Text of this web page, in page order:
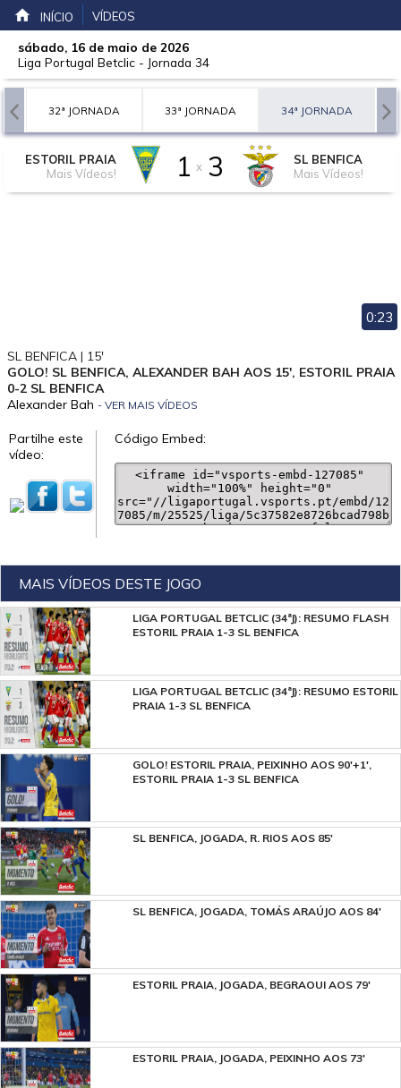
INÍCIO VÍDEOS
sábado, 16 de maio de 2026
Liga Portugal Betclic - Jornada 34
32ª JORNADA 33ª JORNADA 34ª JORNADA
ESTORIL PRAIA
Mais Vídeos!
1 x 3
SL BENFICA
Mais Vídeos!
0:23
SL BENFICA | 15'
GOLO! SL BENFICA, ALEXANDER BAH AOS 15', ESTORIL PRAIA
0-2 SL BENFICA
Alexander Bah - VER MAIS VÍDEOS
Partilhe este
vídeo:
Código Embed:
MAIS VÍDEOS DESTE JOGO
LIGA PORTUGAL BETCLIC (34ªJ): RESUMO FLASH
ESTORIL PRAIA 1-3 SL BENFICA
LIGA PORTUGAL BETCLIC (34ªJ): RESUMO ESTORIL
PRAIA 1-3 SL BENFICA
GOLO! ESTORIL PRAIA, PEIXINHO AOS 90'+1',
ESTORIL PRAIA 1-3 SL BENFICA
SL BENFICA, JOGADA, R. RIOS AOS 85'
SL BENFICA, JOGADA, TOMÁS ARAÚJO AOS 84'
ESTORIL PRAIA, JOGADA, BEGRAOUI AOS 79'
ESTORIL PRAIA, JOGADA, PEIXINHO AOS 73'